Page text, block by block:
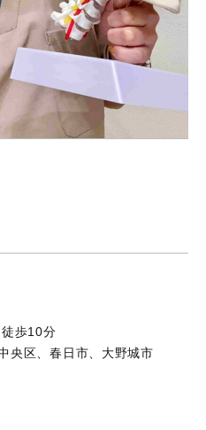
歩10分
央区、春日市、大野城市